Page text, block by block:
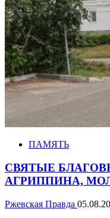
ПАМЯТЬ
СВЯТЫЕ
АГРИППИНА,
Ржевская Правда